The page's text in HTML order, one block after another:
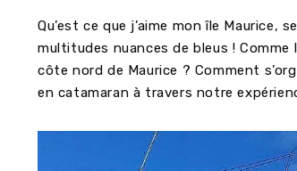
Qu’est ce que j’aime mon île
multitudes nuances de bleus ! Comme
côte nord de Maurice ? Comment
en catamaran à travers notre